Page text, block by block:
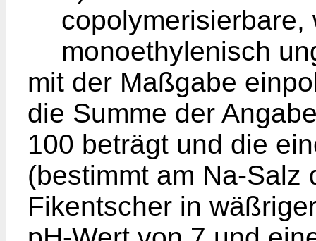
copolymerisierbare,
monoethylenisch
mit der Maßgabe
die Summe der
100 beträgt und die
(bestimmt am Na-Salz
Fikentscher in